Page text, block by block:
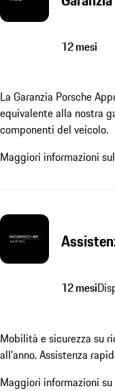
12 mesi
La Garanzia Porsche
equivalente alla nostra
componenti del veicolo.
Maggiori informazioni
12 mesi
Mobilità e sicurezza su
all'anno. Assistenza
Maggiori informazioni